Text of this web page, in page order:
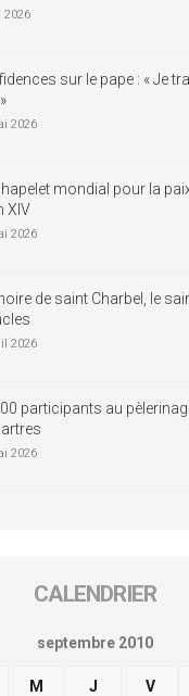
2026
sur le pape : « Je
2026
mondial pour la
XIV
2026
de saint Charbel, le
2026
participants au
2026
CALENDRIER
septembre 2010
M J V